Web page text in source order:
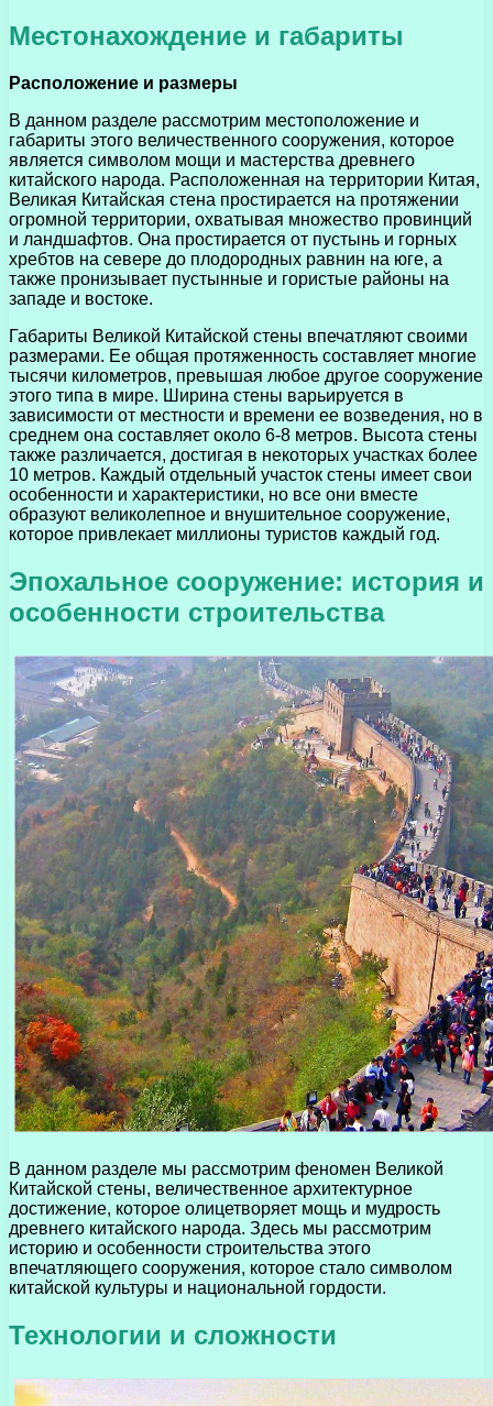
Местонахождение и габариты
Расположение и размеры
В данном разделе рассмотрим местоположение и
габариты этого величественного сооружения, которое
является символом мощи и мастерства древнего
китайского народа. Расположенная на территории Китая,
Великая Китайская стена простирается на протяжении
огромной территории, охватывая множество провинций
и ландшафтов. Она простирается от пустынь и горных
хребтов на севере до плодородных равнин на юге, а
также пронизывает пустынные и гористые районы на
западе и востоке.
Габариты Великой Китайской стены впечатляют своими
размерами. Ее общая протяженность составляет многие
тысячи километров, превышая любое другое сооружение
этого типа в мире. Ширина стены варьируется в
зависимости от местности и времени ее возведения, но в
среднем она составляет около 6-8 метров. Высота стены
также различается, достигая в некоторых участках более
10 метров. Каждый отдельный участок стены имеет свои
особенности и характеристики, но все они вместе
образуют великолепное и внушительное сооружение,
которое привлекает миллионы туристов каждый год.
Эпохальное сооружение: история и
особенности строительства
В данном разделе мы рассмотрим феномен Великой
Китайской стены, величественное архитектурное
достижение, которое олицетворяет мощь и мудрость
древнего китайского народа. Здесь мы рассмотрим
историю и особенности строительства этого
впечатляющего сооружения, которое стало символом
китайской культуры и национальной гордости.
Технологии и сложности